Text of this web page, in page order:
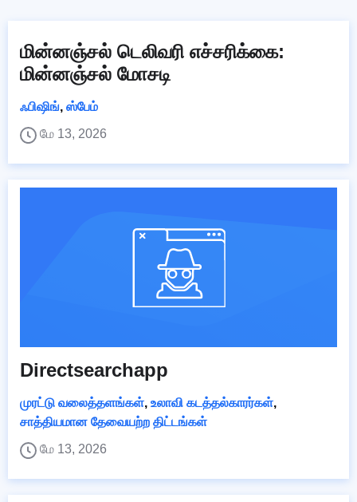
மின்னஞ்சல் டெலிவரி எச்சரிக்கை:
மின்னஞ்சல் மோசடி
ஃபிஷிங், ஸ்பேம்
மே 13, 2026
Directsearchapp
முரட்டு வலைத்தளங்கள், உலாவி கடத்தல்காரர்கள்,
சாத்தியமான தேவையற்ற திட்டங்கள்
மே 13, 2026